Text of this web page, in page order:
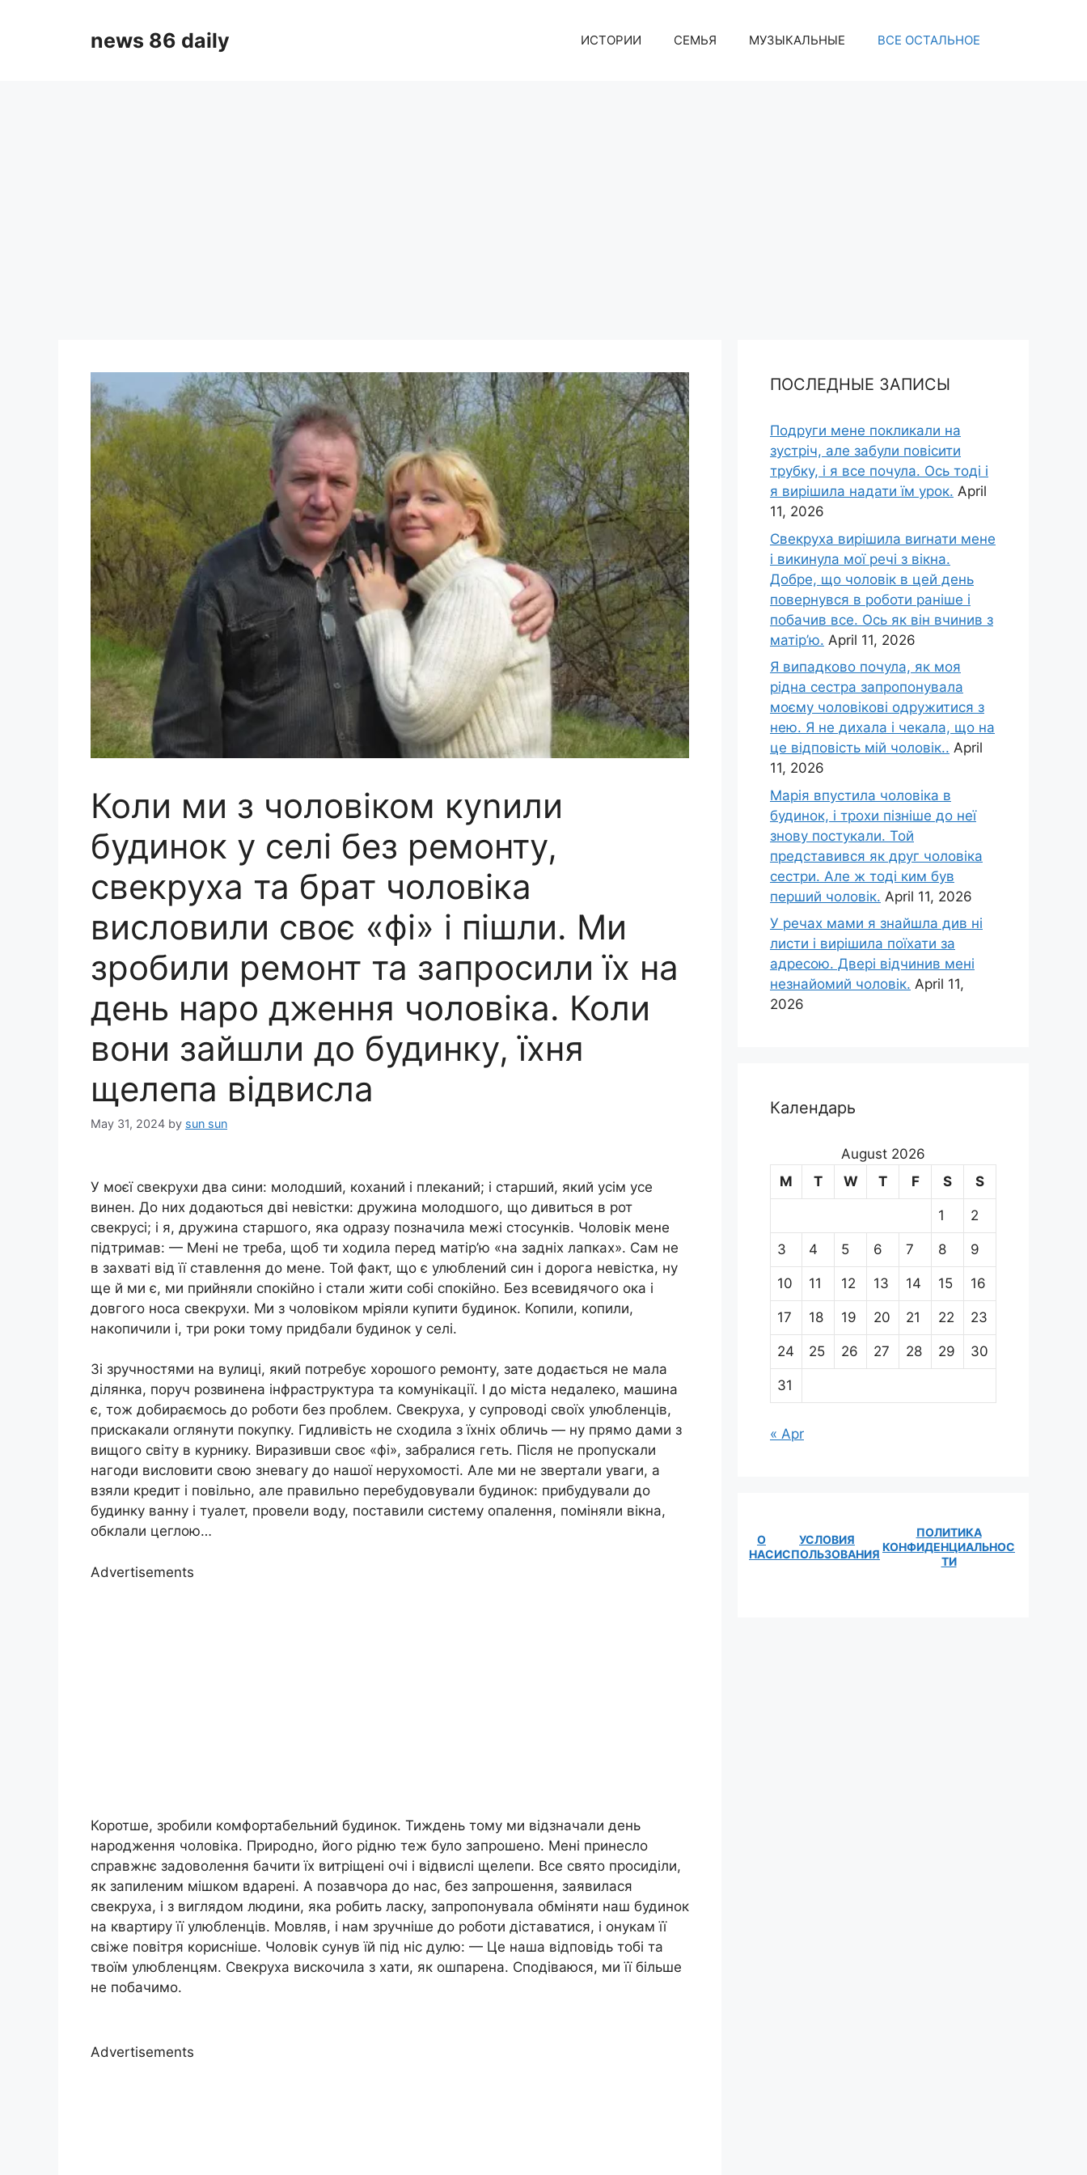
news 86 daily ИСТОРИИ СЕМЬЯ МУЗЫКАЛЬНЫЕ ВСЕ ОСТАЛЬНОЕ
Коли ми з чоловіком куnили
будинок у селі без ремонту,
свекруха та брат чоловіка
висловили своє «фі» і пішли. Ми
зробили ремонт та запросили їх на
день наро дження чоловіка. Коли
вони зайшли до будинку, їхня
щелепа відвисла
May 31, 2024 by sun sun
У моєї свекрухи два сини: молодший, коханий і плеканий; і старший, який усім усе
винен. До них додаються дві невістки: дружина молодшого, що дивиться в рот
свекрусі; і я, дружина старшого, яка одразу позначила межі стосунків. Чоловік мене
підтримав: — Мені не треба, щоб ти ходила перед матір’ю «на задніх лапках». Сам не
в захваті від її ставлення до мене. Той факт, що є улюблений син і дорога невістка, ну
ще й ми є, ми прийняли спокійно і стали жити собі спокійно. Без всевидячого ока і
довгого носа свекрухи. Ми з чоловіком мріяли купити будинок. Копили, копили,
накопичили і, три роки тому придбали будинок у селі.
Зі зручностями на вулиці, який потребує хорошого ремонту, зате додається не мала
ділянка, поруч розвинена інфраструктура та комунікації. І до міста недалеко, машина
є, тож добираємось до роботи без проблем. Свекруха, у супроводі своїх улюбленців,
прискакали оглянути покупку. Гидливість не сходила з їхніх обличь — ну прямо дами з
вищого світу в курнику. Виразивши своє «фі», забралися геть. Після не пропускали
нагоди висловити свою зневагу до нашої нерухомості. Але ми не звертали уваги, а
взяли кредит і повільно, але правильно перебудовували будинок: прибудували до
будинку ванну і туалет, провели воду, поставили систему опалення, поміняли вікна,
обклали цеглою…
Advertisements
Коротше, зробили комфортабельний будинок. Тиждень тому ми відзначали день
народження чоловіка. Природно, його рідню теж було запрошено. Мені принесло
справжнє задоволення бачити їх витріщені очі і відвислі щелепи. Все свято просиділи,
як запиленим мішком вдарені. А позавчора до нас, без запрошення, заявилася
свекруха, і з виглядом людини, яка робить ласку, запропонувала обміняти наш будинок
на квартиру її улюбленців. Мовляв, і нам зручніше до роботи діставатися, і онукам її
свіже повітря корисніше. Чоловік сунув їй під ніс дулю: — Це наша відповідь тобі та
твоїм улюбленцям. Свекруха вискочила з хати, як ошпарена. Сподіваюся, ми її більше
не побачимо.
Advertisements
ПОСЛЕДНЫЕ ЗАПИСЫ
Подруги мене покликали на
зустріч, але забули повісити
трубку, і я все почула. Ось тоді і
я вирішила надати їм урок. April
11, 2026
Свекруха вирішила виrнати мене
і викинула мої речі з вікна.
Добре, що чоловік в цей день
повернувся в роботи раніше і
побачив все. Ось як він вчинив з
матір’ю. April 11, 2026
Я випадково почула, як моя
рідна сестра запропонувала
моєму чоловікові одружитися з
нею. Я не дихала і чекала, що на
це відповість мій чоловік.. April
11, 2026
Марія впустила чоловіка в
будинок, і трохи пізніше до неї
знову постукали. Той
представився як друг чоловіка
сестри. Але ж тоді ким був
перший чоловік. April 11, 2026
У речах мами я знайшла див ні
листи і вирішила поїхати за
адресою. Двері відчинив мені
незнайомий чоловік. April 11,
2026
Календарь
August 2026
M
T W T F S S
1 2
3 4 5 6 7 8 9
10 11 12 13 14 15 16
17 18 19 20 21 22 23
24 25 26 27 28 29 30
31
« Apr
О
НАС
УСЛОВИЯ
ИСПОЛЬЗОВАНИЯ
ПОЛИТИКА
КОНФИДЕНЦИАЛЬНОС
ТИ